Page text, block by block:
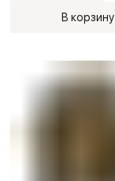
В корзину